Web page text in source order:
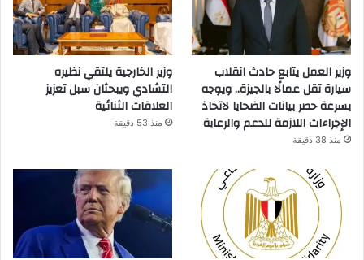
وزير العمل يتابع حادث انقلاب
سيارة تقل عمالًا بالجيزة.. ويوجه
بسرعة حصر بيانات الضحايا لاتخاذ
الإجراءات اللازمة للدعم والرعاية
منذ 38 دقيقة
وزير الخارجية يلتقي نظيره
التشادي ويبحثان سبل تعزيز
العلاقات الثنائية
منذ 53 دقيقة